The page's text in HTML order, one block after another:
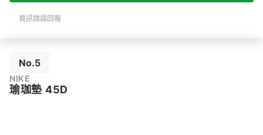
資訊錯誤回報
No.5
NIKE
瑜珈墊 45D